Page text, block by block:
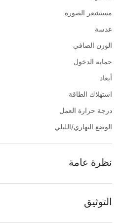
مستشعر الصورة
عدسة
الوزن الصافي
حماية الدخول
أبعاد
استهلاك الطاقة
درجة حرارة العمل
الوضع النهاري/الليلي
نظرة عامة
التوثيق